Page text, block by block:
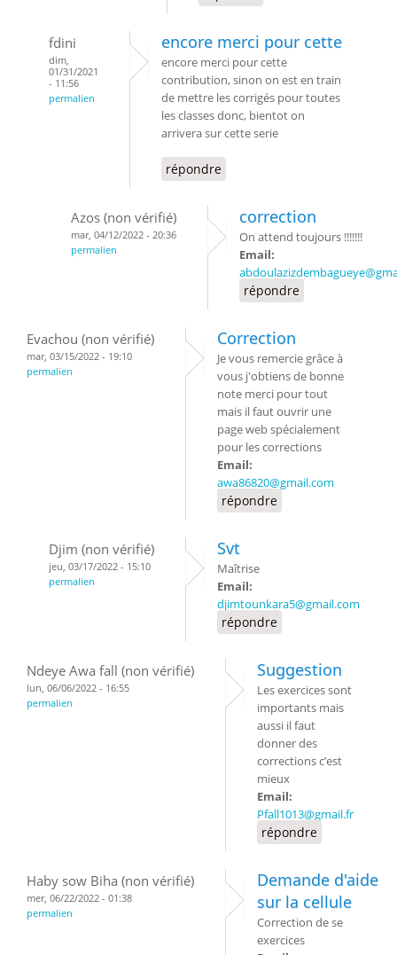
fdini
dim,
01/31/2021
- 11:56
permalien
encore merci pour cette
encore merci pour cette
contribution, sinon on est en train
de mettre les corrigés pour toutes
les classes donc, bientot on
arrivera sur cette serie
répondre
Azos (non vérifié)
mar, 04/12/2022 - 20:36
permalien
correction
On attend toujours !!!!!!!
Email:
répondre
Evachou (non vérifié)
mar, 03/15/2022 - 19:10
permalien
Correction
Je vous remercie grâce à
vous j'obtiens de bonne
note merci pour tout
mais il faut ouvrir une
page web spécialement
pour les corrections
Email:
awa86820@gmail.com
répondre
Djim (non vérifié)
jeu, 03/17/2022 - 15:10
permalien
Svt
Maîtrise
Email:
djimtounkara5@gmail.com
répondre
Ndeye Awa fall (non vérifié)
lun, 06/06/2022 - 16:55
permalien
Suggestion
Les exercices sont
importants mais
aussi il faut
donner des
corrections c’est
mieux
Email:
Pfall1013@gmail.fr
répondre
Haby sow Biha (non vérifié)
mer, 06/22/2022 - 01:38
permalien
Demande d'aide
sur la cellule
Correction de se
exercices